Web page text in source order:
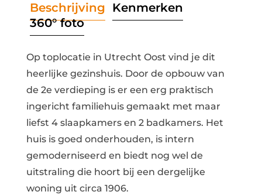
Beschrijving Kenmerken
360° foto
Op toplocatie in Utrecht Oost vind je dit
heerlijke gezinshuis. Door de opbouw van
de 2e verdieping is er een erg praktisch
ingericht familiehuis gemaakt met maar
liefst 4 slaapkamers en 2 badkamers. Het
huis is goed onderhouden, is intern
gemoderniseerd en biedt nog wel de
uitstraling die hoort bij een dergelijke
woning uit circa 1906.